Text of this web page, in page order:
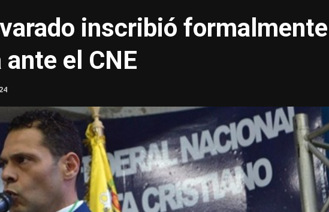
inscribió formalmente
el CNE